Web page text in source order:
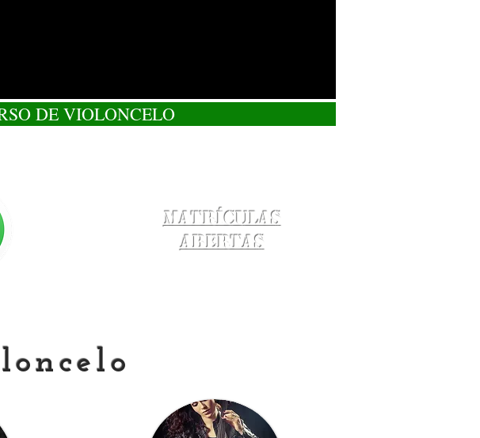
DE VIOLONCELO
Matrículas
Abertas